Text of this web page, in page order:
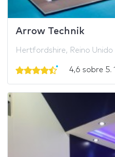
Arrow Technik
Hertfordshire, Reino Unido
4,6 sobre 5.